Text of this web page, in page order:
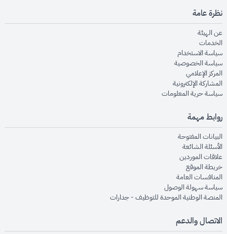
نظرة عامة
عن الهيئةopens in new window
الخدماتopens in new window
سياسة الاستخدام
سياسة الخصوصيةopens in new window
المركز الإعلاميopens in new window
المشاركة الإلكترونيةopens in new window
سياسة حرية المعلوماتopens in new window
روابط مهمة
البيانات المفتوحةopens in new window
الأسئلة الشائعةopens in new window
علاقات الموردينopens in new window
خريطة الموقعopens in new window
المنافسات العامةopens in new window
سياسة سهولة الوصولopens in new window
المنصة الوطنية الموحدة للتوظيف - جداراتopens in new window
الاتصال والدعم